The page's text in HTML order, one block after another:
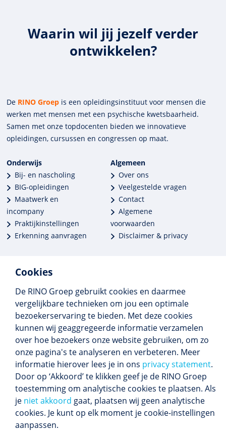
Cookies
De RINO Groep gebruikt cookies en daarmee
vergelijkbare technieken om jou een optimale
bezoekerservaring te bieden. Met deze cookies
kunnen wij geaggregeerde informatie verzamelen
over hoe bezoekers onze website gebruiken, om zo
onze pagina's te analyseren en verbeteren. Meer
informatie hierover lees je in ons privacy statement.
Door op ‘Akkoord’ te klikken geef je de RINO Groep
toestemming om analytische cookies te plaatsen. Als
je niet akkoord gaat, plaatsen wij geen analytische
cookies. Je kunt op elk moment je cookie-instellingen
aanpassen.
Waarin wil jij jezelf verder
ontwikkelen?
De RINO Groep is een opleidings­insti­tuut voor mensen die
werken met mensen met een psychische kwets­baar­heid.
Samen met onze top­docenten bieden we innova­tieve
opleidingen, cursussen en congres­sen op maat.
Onderwijs
Bij- en nascholing
BIG-opleidingen
Maatwerk en
incompany
Praktijkinstellingen
Erkenning aanvragen
Algemeen
Over ons
Veelgestelde vragen
Contact
Algemene
voorwaarden
Disclaimer & privacy
Meer dan 250 opleidingen
Alle BIG-opleidingen in huis
Cedeo-erkend en CRKBO-geregistreerd
Gemiddelde beoordeling 8,4
Volg ons
Blijf op de hoogte van het (nieuwe) scholings­
aanbod en ons laatste nieuws.